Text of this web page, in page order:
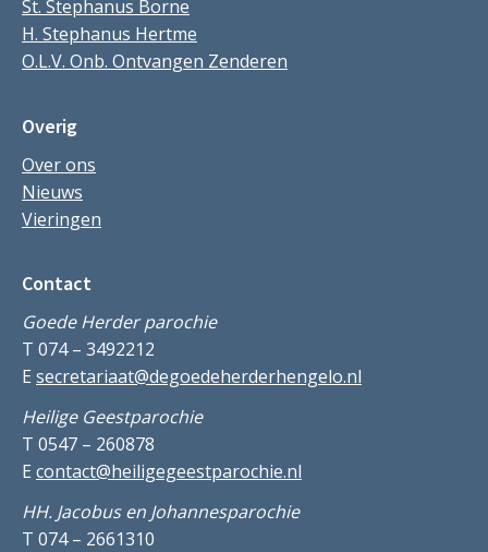
St. Stephanus Borne
H. Stephanus Hertme
O.L.V. Onb. Ontvangen Zenderen
Overig
Over ons
Nieuws
Vieringen
Contact
Goede Herder parochie
T 074 – 3492212
E secretariaat@degoedeherderhengelo.nl
Heilige Geestparochie
T 0547 – 260878
E contact@heiligegeestparochie.nl
HH. Jacobus en Johannesparochie
T 074 – 2661310